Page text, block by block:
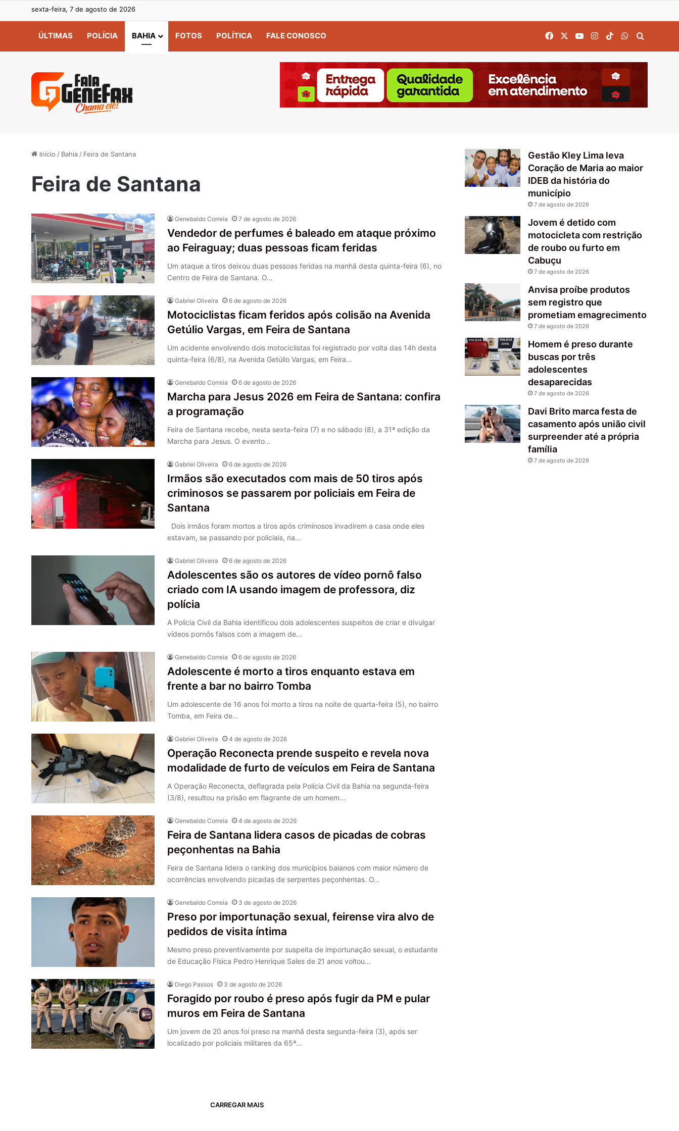
sexta-feira, 7 de agosto de 2026
ÚLTIMAS POLÍCIA BAHIA FOTOS POLÍTICA FALE CONOSCO FacebookYouTubeInstagram
TikTokWhatsApp
Início / Bahia / Feira de Santana
Feira de Santana
Genebaldo Correia 7 de agosto de 2026
Vendedor de perfumes é baleado em ataque próximo
ao Feiraguay; duas pessoas ficam feridas
Um ataque a tiros deixou duas pessoas feridas na manhã desta quinta-feira (6), no
Centro de Feira de Santana. O…
Gabriel Oliveira 6 de agosto de 2026
Motociclistas ficam feridos após colisão na Avenida
Getúlio Vargas, em Feira de Santana
Um acidente envolvendo dois motociclistas foi registrado por volta das 14h desta
quinta-feira (6/8), na Avenida Getúlio Vargas, em Feira…
Genebaldo Correia 6 de agosto de 2026
Marcha para Jesus 2026 em Feira de Santana: confira
a programação
Feira de Santana recebe, nesta sexta-feira (7) e no sábado (8), a 31ª edição da
Marcha para Jesus. O evento…
Gabriel Oliveira 6 de agosto de 2026
Irmãos são executados com mais de 50 tiros após
criminosos se passarem por policiais em Feira de
Santana
Dois irmãos foram mortos a tiros após criminosos invadirem a casa onde eles
estavam, se passando por policiais, na…
Gabriel Oliveira 6 de agosto de 2026
Adolescentes são os autores de vídeo pornô falso
criado com IA usando imagem de professora, diz
polícia
A Polícia Civil da Bahia identificou dois adolescentes suspeitos de criar e divulgar
vídeos pornôs falsos com a imagem de…
Genebaldo Correia 6 de agosto de 2026
Adolescente é morto a tiros enquanto estava em
frente a bar no bairro Tomba
Um adolescente de 16 anos foi morto a tiros na noite de quarta-feira (5), no bairro
Tomba, em Feira de…
Gabriel Oliveira 4 de agosto de 2026
Operação Reconecta prende suspeito e revela nova
modalidade de furto de veículos em Feira de Santana
A Operação Reconecta, deflagrada pela Polícia Civil da Bahia na segunda-feira
(3/8), resultou na prisão em flagrante de um homem…
Genebaldo Correia 4 de agosto de 2026
Feira de Santana lidera casos de picadas de cobras
peçonhentas na Bahia
Feira de Santana lidera o ranking dos municípios baianos com maior número de
ocorrências envolvendo picadas de serpentes peçonhentas. O…
Genebaldo Correia 3 de agosto de 2026
Preso por importunação sexual, feirense vira alvo de
pedidos de visita íntima
Mesmo preso preventivamente por suspeita de importunação sexual, o estudante
de Educação Física Pedro Henrique Sales de 21 anos voltou…
Diego Passos 3 de agosto de 2026
Foragido por roubo é preso após fugir da PM e pular
muros em Feira de Santana
Um jovem de 20 anos foi preso na manhã desta segunda-feira (3), após ser
localizado por policiais militares da 65ª…
CARREGAR MAIS
Gestão Kley Lima leva
Coração de Maria ao maior
IDEB da história do
município
7 de agosto de 2026
Jovem é detido com
motocicleta com restrição
de roubo ou furto em
Cabuçu
7 de agosto de 2026
Anvisa proíbe produtos
sem registro que
prometiam emagrecimento
7 de agosto de 2026
Homem é preso durante
buscas por três
adolescentes
desaparecidas
7 de agosto de 2026
Davi Brito marca festa de
casamento após união civil
surpreender até a própria
família
7 de agosto de 2026